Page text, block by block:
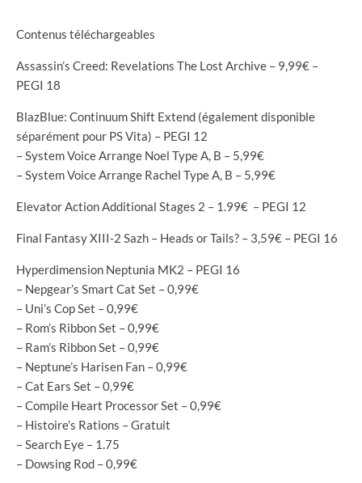
Contenus téléchargeables
Assassin’s Creed: Revelations The Lost Archive – 9,99€ –
PEGI 18
BlazBlue: Continuum Shift Extend (également disponible
séparément pour PS Vita) – PEGI 12
– System Voice Arrange Noel Type A, B – 5,99€
– System Voice Arrange Rachel Type A, B – 5,99€
Elevator Action Additional Stages 2 – 1.99€ – PEGI 12
Final Fantasy XIII-2 Sazh – Heads or Tails? – 3,59€ – PEGI 16
Hyperdimension Neptunia MK2 – PEGI 16
– Nepgear’s Smart Cat Set – 0,99€
– Uni’s Cop Set – 0,99€
– Rom’s Ribbon Set – 0,99€
– Ram’s Ribbon Set – 0,99€
– Neptune’s Harisen Fan – 0,99€
– Cat Ears Set – 0,99€
– Compile Heart Processor Set – 0,99€
– Histoire’s Rations – Gratuit
– Search Eye – 1.75
– Dowsing Rod – 0,99€